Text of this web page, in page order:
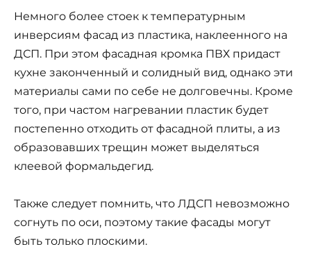
Немного более стоек к температурным
инверсиям фасад из пластика, наклеенного на
ДСП. При этом фасадная кромка ПВХ придаст
кухне законченный и солидный вид, однако эти
материалы сами по себе не долговечны. Кроме
того, при частом нагревании пластик будет
постепенно отходить от фасадной плиты, а из
образовавших трещин может выделяться
клеевой формальдегид.
Также следует помнить, что ЛДСП невозможно
согнуть по оси, поэтому такие фасады могут
быть только плоскими.